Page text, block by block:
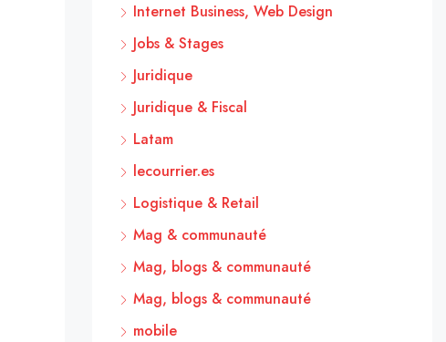
Internet Business, Web Design
Jobs & Stages
Juridique
Juridique & Fiscal
Latam
lecourrier.es
Logistique & Retail
Mag & communauté
Mag, blogs & communauté
Mag, blogs & communauté
mobile